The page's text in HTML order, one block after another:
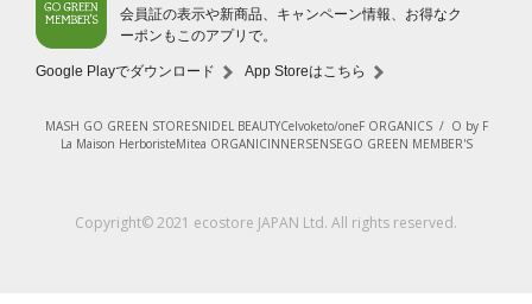
レビューを見る
入荷お知らせ登録
特定商取引法に基づく表示
免責事項
法人会員サービス
New Zealand Site
会員証の表示や新商品、キャンペーン情報、お得なク
ーポンもこのアプリで。
Google Playでダウンロード App Storeはこちら
MASH GO GREEN STORESNIDEL BEAUTYCelvoketo/oneF ORGANICS/ O by F
La Maison HerboristeMitea ORGANICINNERSENSEGO GREEN MEMBER'S
Copyright© 2021 ecostore JAPAN Ltd. All rights reserved.